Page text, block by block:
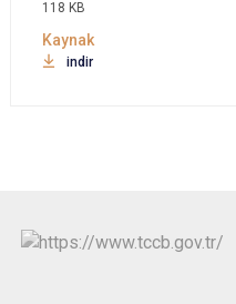
118 KB
indir